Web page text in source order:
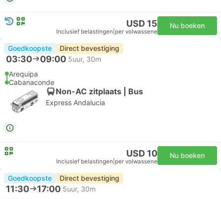
USD 15
Inclusief belastingen per volwassene
Nu boeken
Goedkoopste Direct bevestiging
03:30 09:00 5uur, 30m
Arequipa
Cabanaconde
Non-AC zitplaats | Bus
Express Andalucia
USD 10
Inclusief belastingen per volwassene
Nu boeken
Goedkoopste Direct bevestiging
11:30 17:00 5uur, 30m